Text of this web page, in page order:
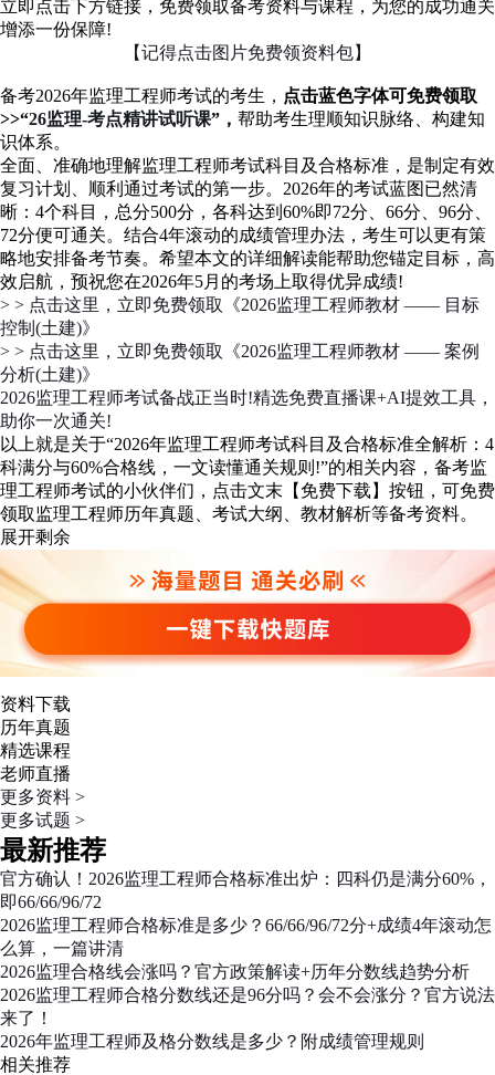
立即点击下方链接，免费领取备考资料与课程，为您的成功通关
增添一份保障!
【记得点击图片免费领资料包】
备考2026年监理工程师考试的考生， 点击蓝色字体可免费领取
>>“26监理-考点精讲试听课”， 帮助考生理顺知识脉络、构建知
识体系。
全面、准确地理解监理工程师考试科目及合格标准，是制定有效
复习计划、顺利通过考试的第一步。2026年的考试蓝图已然清
晰：4个科目，总分500分，各科达到60%即72分、66分、96分、
72分便可通关。结合4年滚动的成绩管理办法，考生可以更有策
略地安排备考节奏。希望本文的详细解读能帮助您锚定目标，高
效启航，预祝您在2026年5月的考场上取得优异成绩!
> > 点击这里，立即免费领取《2026监理工程师教材 —— 目标
控制(土建)》
> > 点击这里，立即免费领取《2026监理工程师教材 —— 案例
分析(土建)》
2026监理工程师考试备战正当时!精选免费直播课+AI提效工具，
助你一次通关!
以上就是关于“2026年监理工程师考试科目及合格标准全解析：4
科满分与60%合格线，一文读懂通关规则!”的相关内容，备考监
理工程师考试的小伙伴们，点击文末【免费下载】按钮，可免费
领取监理工程师历年真题、考试大纲、教材解析等备考资料。
展开剩余
资料下载
历年真题
精选课程
老师直播
更多资料 >
更多试题 >
最新推荐
官方确认！2026监理工程师合格标准出炉：四科仍是满分60%，
即66/66/96/72
2026监理工程师合格标准是多少？66/66/96/72分+成绩4年滚动怎
么算，一篇讲清
2026监理合格线会涨吗？官方政策解读+历年分数线趋势分析
2026监理工程师合格分数线还是96分吗？会不会涨分？官方说法
来了！
2026年监理工程师及格分数线是多少？附成绩管理规则
相关推荐